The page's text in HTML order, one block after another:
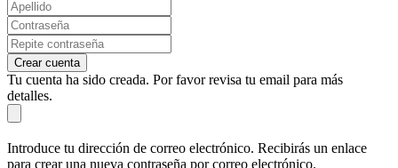
Crear cuenta
Tu cuenta ha sido creada. Por favor revisa tu email para más
detalles.
Introduce tu dirección de correo electrónico. Recibirás un enlace
para crear una nueva contraseña por correo electrónico.